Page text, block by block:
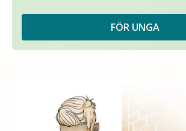
FÖR UNGA